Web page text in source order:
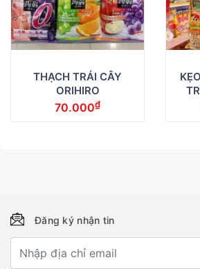
THẠCH TRÁI CÂY
ORIHIRO
70.000₫
Đăng ký nhận tin